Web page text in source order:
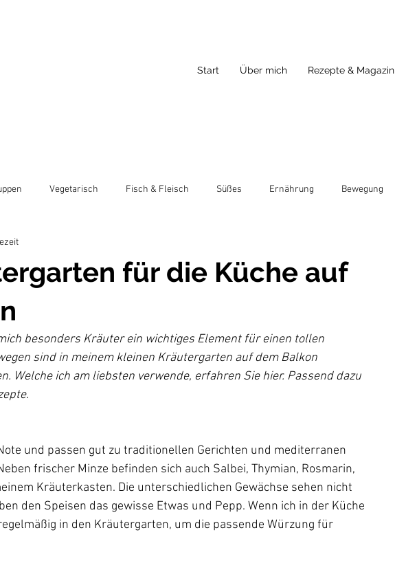
Start Über mich Rezepte & Magazin
Vegetarisch Fisch & Fleisch Süßes Ernährung Bewegung
für die Küche auf
besonders Kräuter ein wichtiges Element für einen tollen
sind in meinem kleinen Kräutergarten auf dem Balkon
Welche ich am liebsten verwende, erfahren Sie hier. Passend dazu
und passen gut zu traditionellen Gerichten und mediterranen
frischer Minze befinden sich auch Salbei, Thymian, Rosmarin,
Kräuterkasten. Die unterschiedlichen Gewächse sehen nicht
den Speisen das gewisse Etwas und Pepp. Wenn ich in der Küche
in den Kräutergarten, um die passende Würzung für